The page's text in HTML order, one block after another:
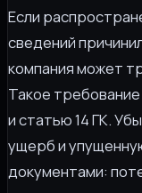
Если
сведений
компания может
Такое требование
и статью 14 ГК.
ущерб и
документами: